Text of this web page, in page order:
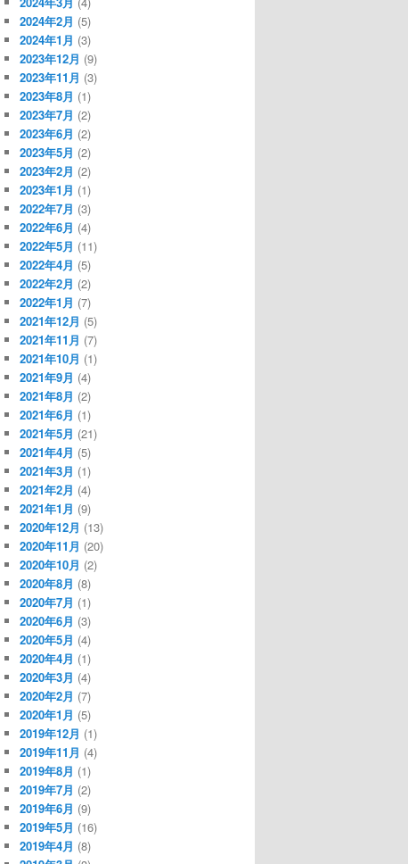
2024年2月 (5)
2024年1月 (3)
2023年12月 (9)
2023年11月 (3)
2023年8月 (1)
2023年7月 (2)
2023年6月 (2)
2023年5月 (2)
2023年2月 (2)
2023年1月 (1)
2022年7月 (3)
2022年6月 (4)
2022年5月 (11)
2022年4月 (5)
2022年2月 (2)
2022年1月 (7)
2021年12月 (5)
2021年11月 (7)
2021年10月 (1)
2021年9月 (4)
2021年8月 (2)
2021年6月 (1)
2021年5月 (21)
2021年4月 (5)
2021年3月 (1)
2021年2月 (4)
2021年1月 (9)
2020年12月 (13)
2020年11月 (20)
2020年10月 (2)
2020年8月 (8)
2020年7月 (1)
2020年6月 (3)
2020年5月 (4)
2020年4月 (1)
2020年3月 (4)
2020年2月 (7)
2020年1月 (5)
2019年12月 (1)
2019年11月 (4)
2019年8月 (1)
2019年7月 (2)
2019年6月 (9)
2019年5月 (16)
2019年4月 (8)